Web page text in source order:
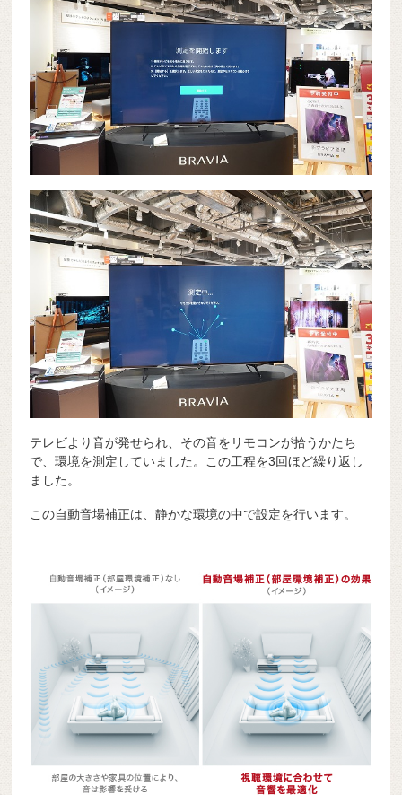
テレビより音が発せられ、その音をリモコンが拾うかたち
で、環境を測定していました。この工程を3回ほど繰り返し
ました。
この自動音場補正は、静かな環境の中で設定を行います。